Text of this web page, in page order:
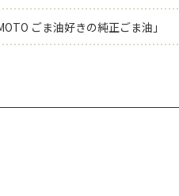
ごま油好きの純正ごま油」